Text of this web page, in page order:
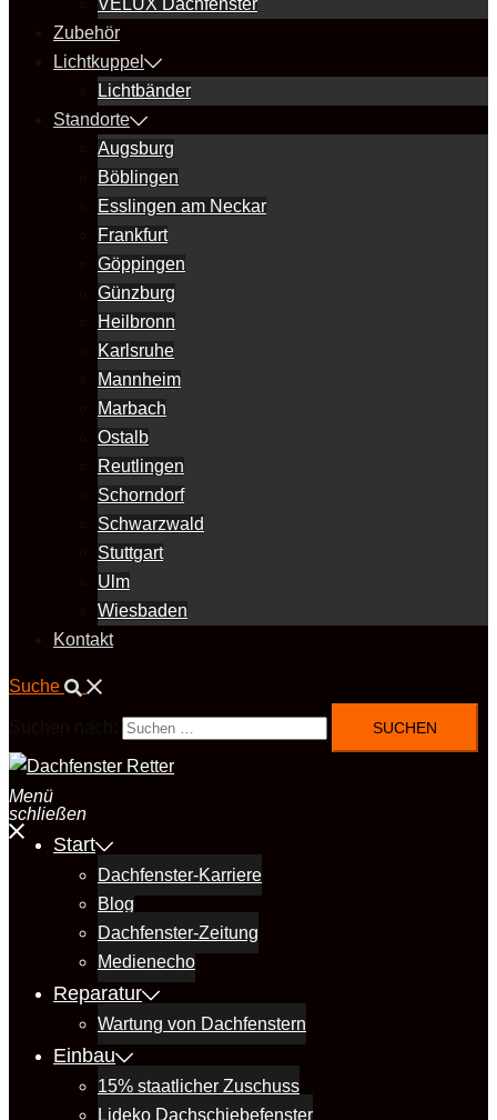
VELUX Dachfenster
Zubehör
Lichtkuppel
Lichtbänder
Standorte
Augsburg
Böblingen
Esslingen am Neckar
Frankfurt
Göppingen
Günzburg
Heilbronn
Karlsruhe
Mannheim
Marbach
Ostalb
Reutlingen
Schorndorf
Schwarzwald
Stuttgart
Ulm
Wiesbaden
Kontakt
Suche
Menü
schließen
Start
Dachfenster-Karriere
Blog
Dachfenster-Zeitung
Medienecho
Reparatur
Wartung von Dachfenstern
Einbau
15% staatlicher Zuschuss
Lideko Dachschiebefenster